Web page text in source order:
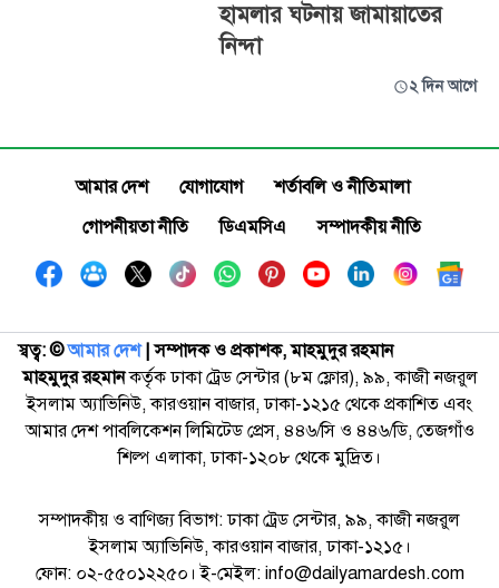
হামলার ঘটনায় জামায়াতের
নিন্দা
২ দিন আগে
আমার দেশ যোগাযোগ
শর্তাবলি ও নীতিমালা
গোপনীয়তা নীতি
ডিএমসিএ সম্পাদকীয় নীতি
স্বত্ব: ©️আমার দেশ| সম্পাদক ও প্রকাশক, মাহমুদুর রহমান
মাহমুদুর রহমানকর্তৃক ঢাকা ট্রেড সেন্টার (৮ম ফ্লোর), ৯৯, কাজী নজরুল
ইসলাম অ্যাভিনিউ, কারওয়ান বাজার, ঢাকা-১২১৫ থেকে প্রকাশিত এবং
আমার দেশ পাবলিকেশন লিমিটেড প্রেস, ৪৪৬/সি ও ৪৪৬/ডি, তেজগাঁও
শিল্প এলাকা, ঢাকা-১২০৮ থেকে মুদ্রিত।
সম্পাদকীয় ও বাণিজ্য বিভাগ: ঢাকা ট্রেড সেন্টার, ৯৯, কাজী নজরুল
ইসলাম অ্যাভিনিউ, কারওয়ান বাজার, ঢাকা-১২১৫।
ফোন: ০২-৫৫০১২২৫০। ই-মেইল: info@dailyamardesh.com